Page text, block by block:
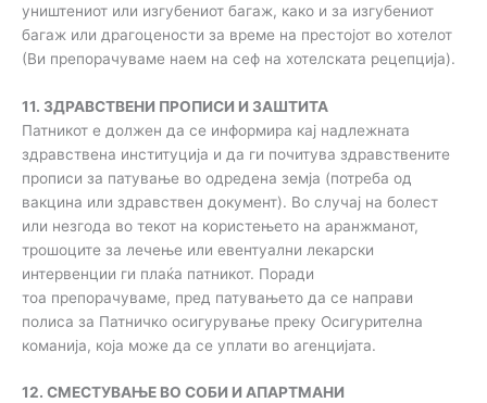
уништениот или изгубениот багаж, како и за изгубениот
багаж или драгоцености за време на престојот во хотелот
(Ви препорачуваме наем на сеф на хотелската рецепција).
11. ЗДРАВСТВЕНИ ПРОПИСИ И ЗАШТИТА
Патникот е должен да се информира кај надлежната
здравствена институција и да ги почитува здравствените
прописи за патување во одредена земја (потреба од
вакцина или здравствен документ). Во случај на болест
или незгода во текот на користењето на аранжманот,
трошоците за лечење или евентуални лекарски
интервенции ги плаќа патникот. Поради
тоа препорачуваме, пред патувањето да се направи
полиса за Патничко осигурување преку Осигурителна
команија, која може да се уплати во агенцијата.
12. СМЕСТУВАЊЕ ВО СОБИ И АПАРТМАНИ